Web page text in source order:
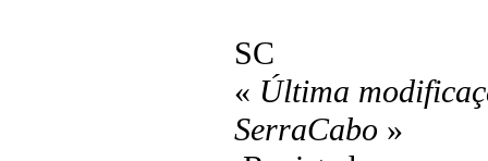
SC
« Última
SerraCabo »